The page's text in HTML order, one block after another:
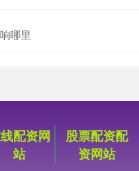
哪里
配资网
站
股票配资配
资网站